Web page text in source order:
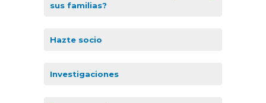
sus familias?
Hazte socio
Investigaciones